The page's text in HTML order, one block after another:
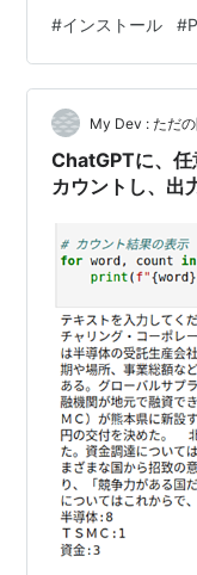
#インストール #
My Dev : ただ
ChatGPTに、任
カウントし、出